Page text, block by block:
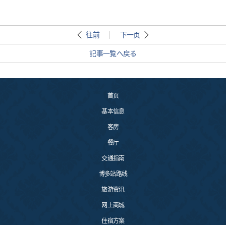
往前 下一页
記事一覧へ戻る
首页
基本信息
客房
餐厅
交通指南
博多站路线
旅游资讯
网上商城
住宿方案